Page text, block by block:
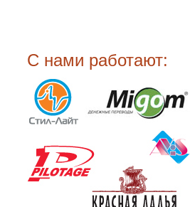
С нами работают: